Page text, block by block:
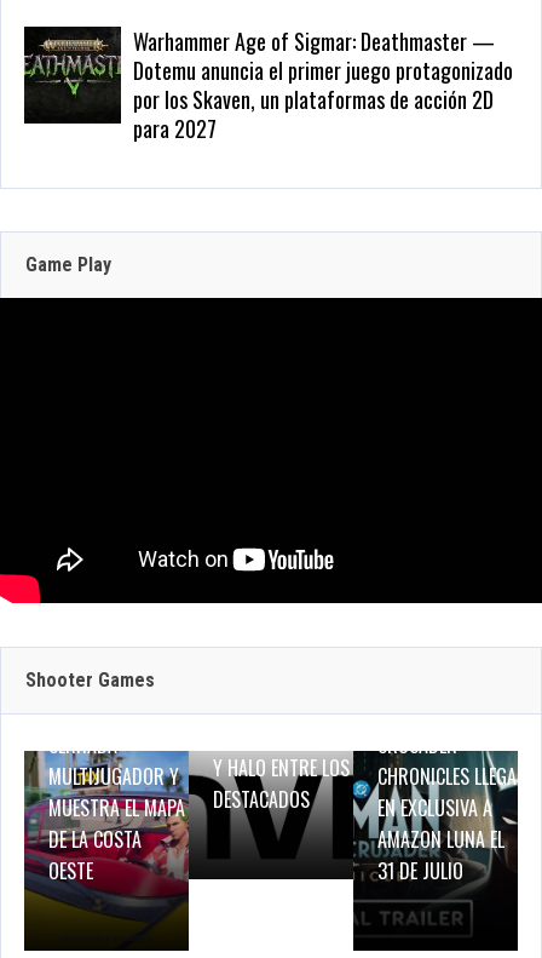
Dotemu anuncia el primer juego protagonizado
por los Skaven, un plataformas de acción 2D
para 2027
Zenless Zone Zero 3.0 llega a Steam el 17 de
actualiza RTX Remix 1.5
304 Views
Game Play
Shooter Games
JULIO 30, 2026
WORLD TOUR
ANUNCIA SU
PRUEBA DE RED
CERRADA
MULTIJUGADOR Y
MUESTRA EL MAPA
DE LA COSTA
OESTE
JULIO 29, 2026
GEFORCE NOW
SUMA 9 JUEGOS
Y HALO ENTRE LOS
DESTACADOS
JULIO 29, 2026
BATMAN: CAPED
CRUSADER –
CHRONICLES LLEGA
EN EXCLUSIVA A
AMAZON LUNA EL
31 DE JULIO